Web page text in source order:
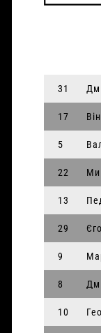
31
17
5
22
13
29
9
8
10